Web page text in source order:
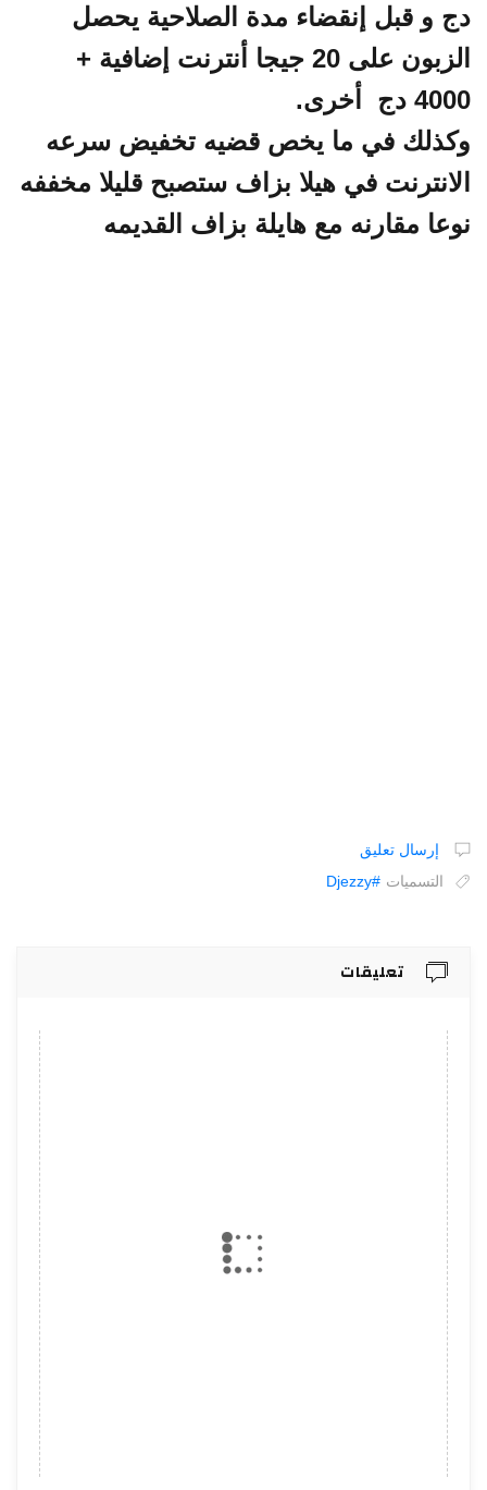
دج و قبل إنقضاء مدة الصلاحية يحصل
الزبون على 20 جيجا أنترنت إضافية +
4000 دج أخرى.
وكذلك في ما يخص قضيه تخفيض سرعه
الانترنت في هيلا بزاف ستصبح قليلا مخففه
نوعا مقارنه مع هايلة بزاف القديمه
إرسال تعليق
التسميات #Djezzy
تعليقات